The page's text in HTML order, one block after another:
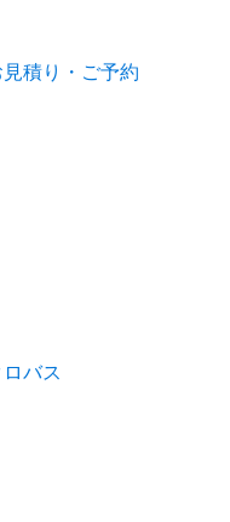
積り・ご予約
バス